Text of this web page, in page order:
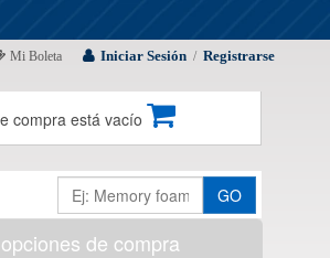
Iniciar Sesión / Registrarse
Mi Boleta
compra está vacío
GO
de compra